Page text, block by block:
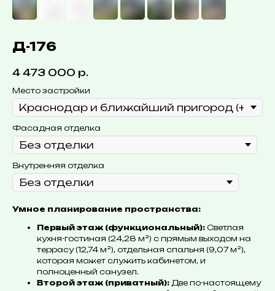
Д-176
4 473 000 р.
Место застройки
Фасадная отделка
Внутренняя отделка
Умное планирование пространства:
Первый этаж (функциональный): Светлая
кухня-гостиная (24,28 м²) с прямым выходом на
террасу (12,74 м²), отдельная спальня (9,07 м²),
которая может служить кабинетом, и
полноценный санузел.
Второй этаж (приватный): Две по-настоящему